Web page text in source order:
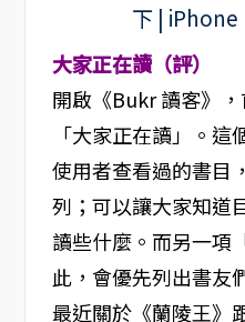
大家正在讀（評）
開啟《Bukr 讀客》
「大家正在讀」。
使用者查看過的書目
列；可以讓大家知道
讀些什麼。而另一項
此，會優先列出書友
最近關於《蘭陵王》